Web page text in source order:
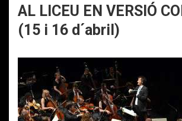
AL LICEU EN VERSIÓ
(15 i 16 d´abril)